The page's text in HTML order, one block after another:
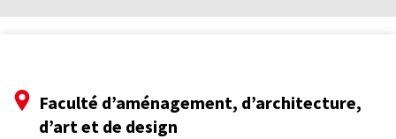
Faculté d’aménagement, d’architecture,
d’art et de design